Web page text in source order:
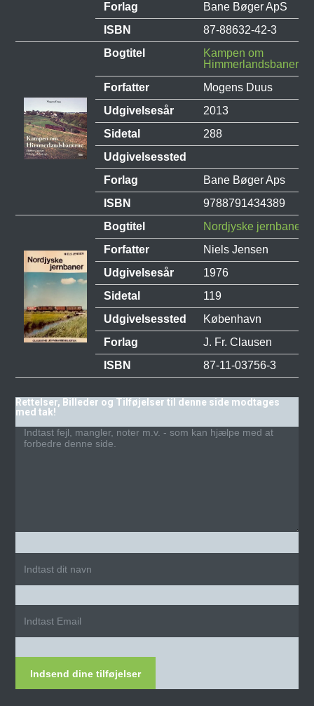
Forlag
Bane Bøger ApS
ISBN
87-88632-42-3
Bogtitel
Kampen om
Himmerlandsbanerne
Forfatter
Mogens Duus
Udgivelsesår
2013
Sidetal
288
Udgivelsessted
Forlag
Bane Bøger Aps
ISBN
9788791434389
Bogtitel
Nordjyske jernbaner
Forfatter
Niels Jensen
Udgivelsesår
1976
Sidetal
119
Udgivelsessted
København
Forlag
J. Fr. Clausen
ISBN
87-11-03756-3
Rettelser, Billeder og Tilføjelser til denne side modtages
med tak!
Indsend dine tilføjelser